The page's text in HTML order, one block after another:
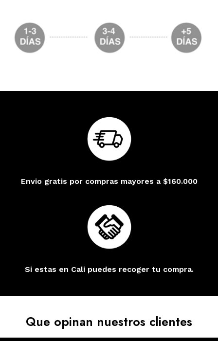
Envio gratis por compras mayores a $160.000
Si estas en Cali puedes recoger tu compra.
Que opinan nuestros clientes